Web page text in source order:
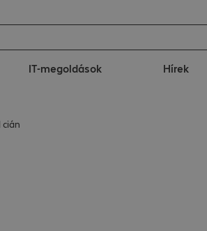
IT-megoldások Hírek
cián